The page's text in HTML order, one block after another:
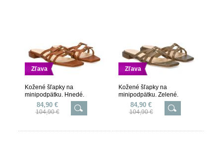
Zľava
Kožené šľapky na
minipodpätku. Hnedé.
84,90 €
104,90 €
Zľava
Kožené šľapky na
minipodpätku. Zelené.
84,90 €
104,90 €